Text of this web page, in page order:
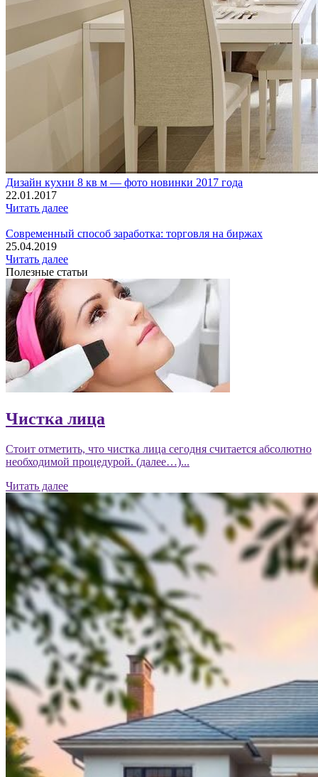
Дизайн кухни 8 кв м — фото новинки 2017 года
22.01.2017
Читать далее
Современный способ заработка: торговля на биржах
25.04.2019
Читать далее
Полезные статьи
Чистка лица
Стоит отметить, что чистка лица сегодня считается абсолютно
необходимой процедурой. (далее…)...
Читать далее